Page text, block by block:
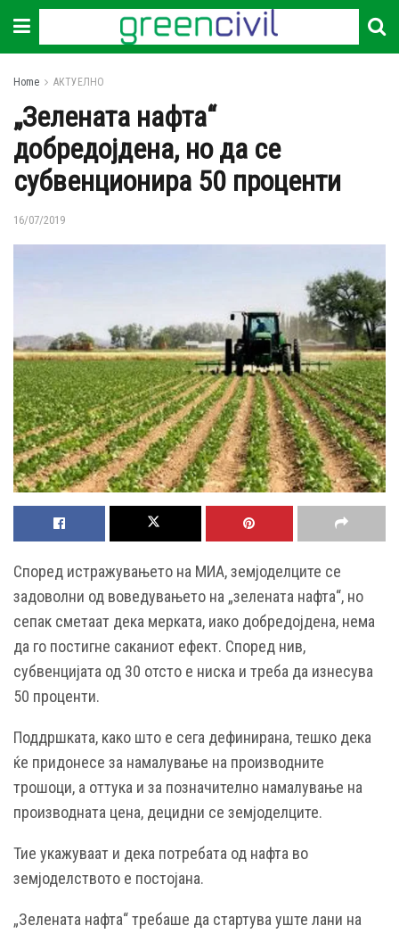
Home АКТУЕЛНО
„Зелената нафта“
добредојдена, но да се
субвенционира 50 проценти
16/07/2019
Според истражувањето на МИА, земјоделците се
задоволни од воведувањето на „зелената нафта“, но
сепак сметаат дека мерката, иако добредојдена, нема
да го постигне саканиот ефект. Според нив,
субвенцијата од 30 отсто е ниска и треба да изнесува
50 проценти.
Поддршката, како што е сега дефинирана, тешко дека
ќе придонесе за намалување на производните
трошоци, а оттука и за позначително намалување на
производната цена, децидни се земјоделците.
Тие укажуваат и дека потребата од нафта во
земјоделството е постојана.
„Зелената нафта“ требаше да стартува уште лани на